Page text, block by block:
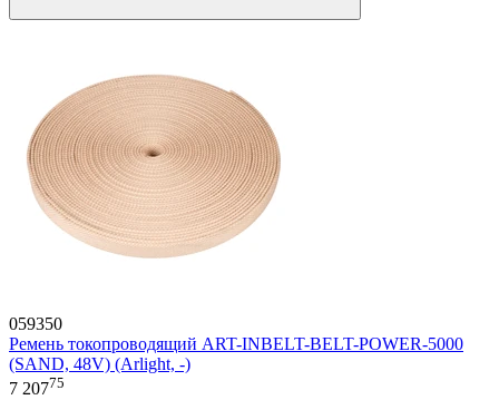
059350
Ремень токопроводящий ART-INBELT-BELT-POWER-5000
(SAND, 48V) (Arlight, -)
7 20775